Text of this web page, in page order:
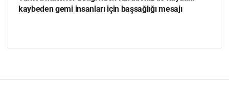
kaybeden gemi insanları için başsağlığı mesajı